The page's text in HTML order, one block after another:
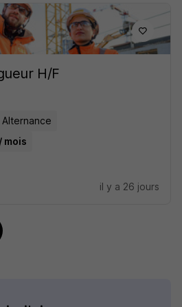
H/F
Alternance
mois
il y a 26 jours